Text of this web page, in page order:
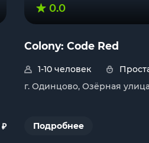
₽
0.0
Colony: Code Red
1-10 человек
г. Одинцово, Озёрная
Подробнее